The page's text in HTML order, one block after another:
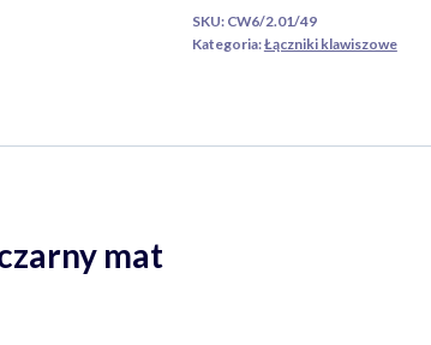
SKU: CW6/2.01/49
Kategoria:Łączniki klawiszowe
mat